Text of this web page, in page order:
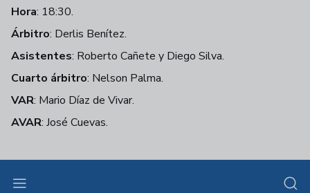
Hora: 18:30.
Árbitro: Derlis Benítez.
Asistentes: Roberto Cañete y Diego Silva.
Cuarto árbitro: Nelson Palma.
VAR: Mario Díaz de Vivar.
AVAR: José Cuevas.